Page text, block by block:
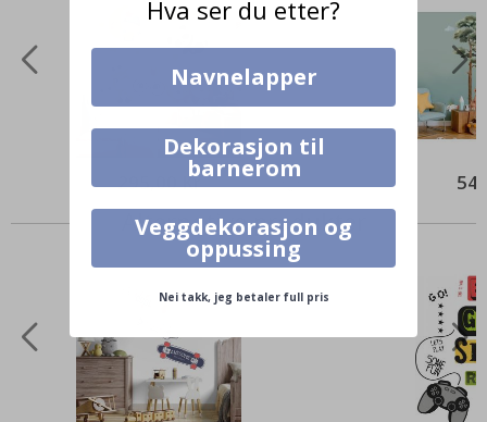
295,00 Kr
Alternative produkter
Hva ser du etter?
Navnelapper
Dekorasjon til
barnerom
Veggdekorasjon og
oppussing
Nei takk, jeg betaler full pris